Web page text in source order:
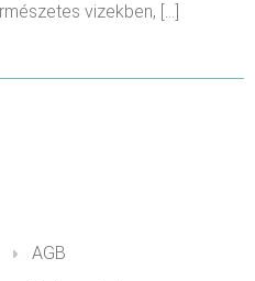
vizekben, […]
AGB